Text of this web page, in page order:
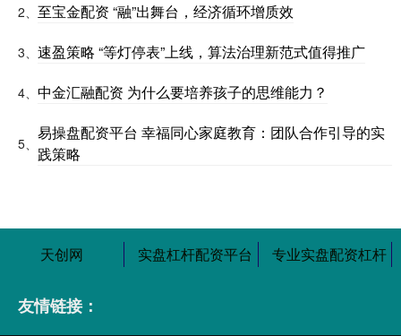
2、 至宝金配资 “融”出舞台，经济循环增质效
3、 速盈策略 “等灯停表”上线，算法治理新范式值得推广
4、 中金汇融配资 为什么要培养孩子的思维能力？
5、
易操盘配资平台 幸福同心家庭教育：团队合作引导的实
践策略
天创网 实盘杠杆配资平台 专业实盘配资杠杆
友情链接：